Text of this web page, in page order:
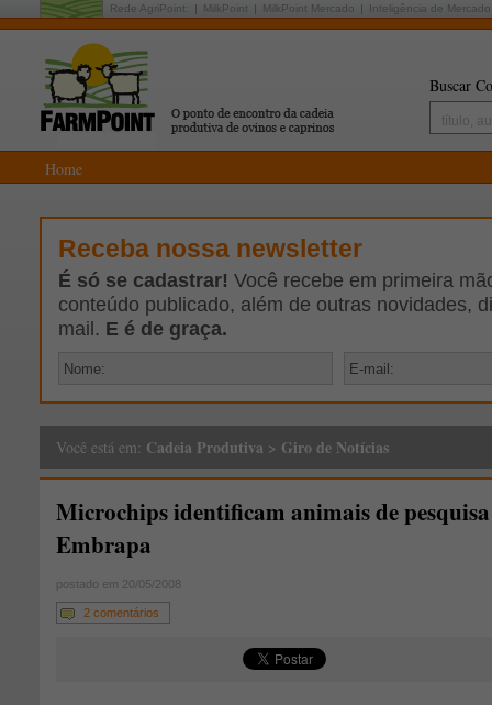
Rede AgriPoint: MilkPoint MilkPoint Mercado Inteligência de Mercado
Buscar
Home
Receba nossa newsletter
É só se cadastrar! Você recebe em primeira
conteúdo publicado, além de outras novidades,
mail. E é de graça.
Você está em: Cadeia Produtiva > Giro de Notícias
Microchips identificam animais de
Embrapa
postado em 20/05/2008
2 comentários